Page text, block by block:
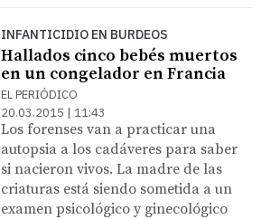
INFANTICIDIO EN BURDEOS
Hallados cinco bebés muertos
en un congelador en Francia
EL PERIÓDICO
20.03.2015 | 11:43
Los forenses van a practicar una
autopsia a los cadáveres para saber
si nacieron vivos. La madre de las
criaturas está siendo sometida a un
examen psicológico y ginecológico